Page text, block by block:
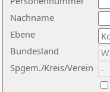
Nachname
Ebene
Bundesland
Spgem./Kreis/Verein